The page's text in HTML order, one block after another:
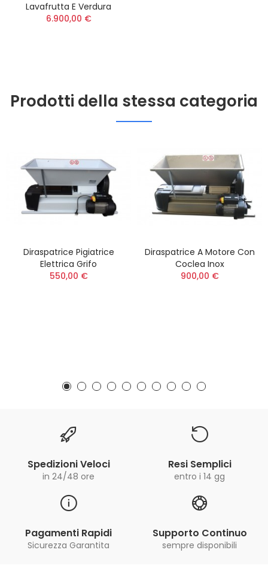
Lavafrutta E Verdura
6.900,00 €
Prodotti della stessa categoria
Diraspatrice Pigiatrice
Elettrica Grifo
550,00 €
Diraspatrice A Motore Con
Coclea Inox
900,00 €
Spedizioni Veloci
in 24/48 ore
Resi Semplici
entro i 14 gg
Pagamenti Rapidi
Sicurezza Garantita
Supporto Continuo
sempre disponibili